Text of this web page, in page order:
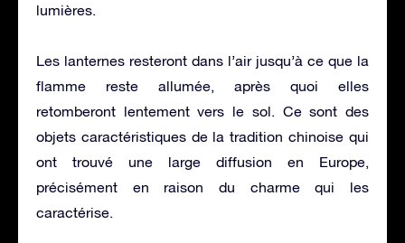
lumières.
Les lanternes resteront dans l’air jusqu’à ce que la
flamme reste allumée, après quoi elles
retomberont lentement vers le sol. Ce sont des
objets caractéristiques de la tradition chinoise qui
ont trouvé une large diffusion en Europe,
précisément en raison du charme qui les
caractérise.